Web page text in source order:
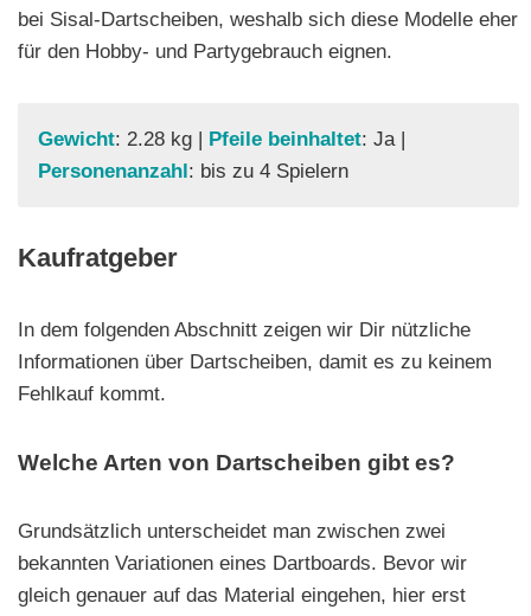
bei Sisal-Dartscheiben, weshalb sich diese Modelle eher
für den Hobby- und Partygebrauch eignen.
Gewicht: 2.28 kg | Pfeile beinhaltet: Ja |
Personenanzahl: bis zu 4 Spielern
Kaufratgeber
In dem folgenden Abschnitt zeigen wir Dir nützliche
Informationen über Dartscheiben, damit es zu keinem
Fehlkauf kommt.
Welche Arten von Dartscheiben gibt es?
Grundsätzlich unterscheidet man zwischen zwei
bekannten Variationen eines Dartboards. Bevor wir
gleich genauer auf das Material eingehen, hier erst